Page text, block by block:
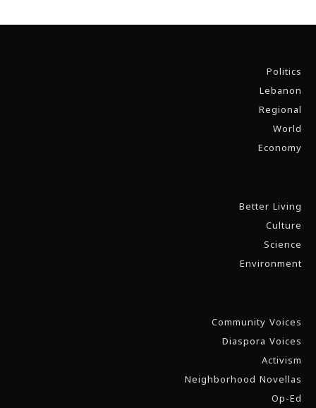
Politics
Lebanon
Regional
World
Economy
Better Living
Culture
Science
Environment
Community Voices
Diaspora Voices
Activism
Neighborhood Novellas
Op-Ed